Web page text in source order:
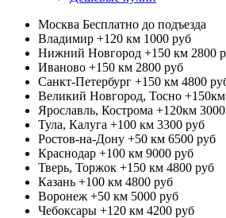
Москва Бесплатно до подъезда
Владимир +120 км 1000 руб
Нижний Новгород +150 км 2800
Иваново +150 км 2800 руб
Санкт-Петербург +150 км 4800
Великий Новгород, Тосно +150км
Ярославль, Кострома +120км
Тула, Калуга +100 км 3300 руб
Ростов-на-Дону +50 км 6500 руб
Краснодар +100 км 9000 руб
Тверь, Торжок +150 км 4800 руб
Казань +100 км 4800 руб
Воронеж +50 км 5000 руб
Чебоксары +120 км 4200 руб